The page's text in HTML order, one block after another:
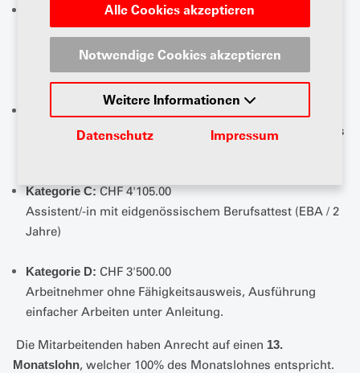
Alle Cookies akzeptieren
Notwendige Cookies akzeptieren
Weitere Informationen
Datenschutz Impressum
CHF 4'780.00
Mechatroniker/-in mit eidgenössischem
Fähigkeitsausweis (EFZ / 4 Jahre), in der Lage,
selbständig zu arbeiten
Fachmann/-frau mit eidgenössischem Fähigkeitsausweis
Kategorie C:CHF 4'105.00
Assistent/-in mit eidgenössischem Berufsattest (EBA / 2
Jahre)
Kategorie D: CHF 3'500.00
Arbeitnehmer ohne Fähigkeitsausweis, Ausführung
einfacher Arbeiten unter Anleitung.
Die Mitarbeitenden haben Anrecht auf einen 13.
Monatslohn, welcher 100% des Monatslohnes entspricht.